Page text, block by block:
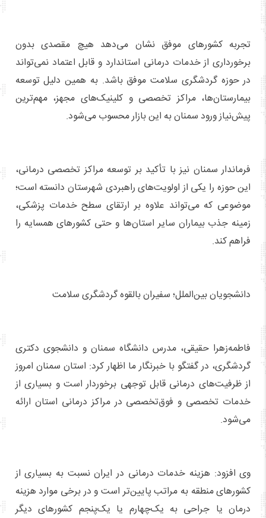
تجربه کشورهای موفق نشان می‌دهد هیچ مقصدی بدون
برخورداری از خدمات درمانی استاندارد و قابل اعتماد نمی‌تواند
در حوزه گردشگری سلامت موفق باشد. به همین دلیل توسعه
بیمارستان‌ها، مراکز تخصصی و کلینیک‌های مجهز، مهم‌ترین
پیش‌نیاز ورود سمنان به این بازار محسوب می‌شود.
فرماندار سمنان نیز با تأکید بر توسعه مراکز تخصصی درمانی،
این حوزه را یکی از اولویت‌های راهبردی شهرستان دانسته است؛
موضوعی که می‌تواند علاوه بر ارتقای سطح خدمات پزشکی،
زمینه جذب بیماران سایر استان‌ها و حتی کشورهای همسایه را
فراهم کند.
دانشجویان بین‌الملل؛ سفیران بالقوه گردشگری سلامت
فاطمه‌زهرا حقیقی، مدرس دانشگاه سمنان و دانشجوی دکتری
گردشگری، در گفتگو با خبرنگار ما اظهار کرد: استان سمنان امروز
از ظرفیت‌های درمانی قابل توجهی برخوردار است و بسیاری از
خدمات تخصصی و فوق‌تخصصی در مراکز درمانی استان ارائه
می‌شود.
وی افزود: هزینه خدمات درمانی در ایران نسبت به بسیاری از
کشورهای منطقه به مراتب پایین‌تر است و در برخی موارد هزینه
درمان یا جراحی به یک‌چهارم یا یک‌پنجم کشورهای دیگر